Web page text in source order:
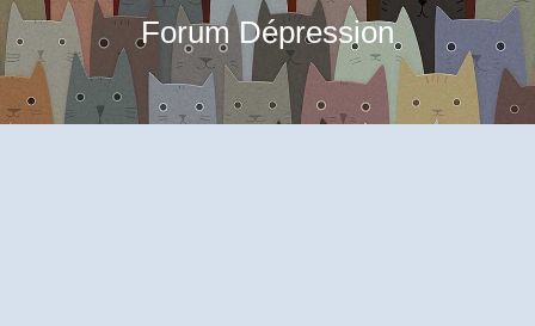
Forum Dépression